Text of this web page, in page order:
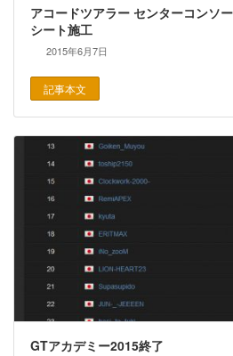
アコードツアラー センターコンソ
シート施工
2015年6月7日
記事本文
GTアカデミー2015終了